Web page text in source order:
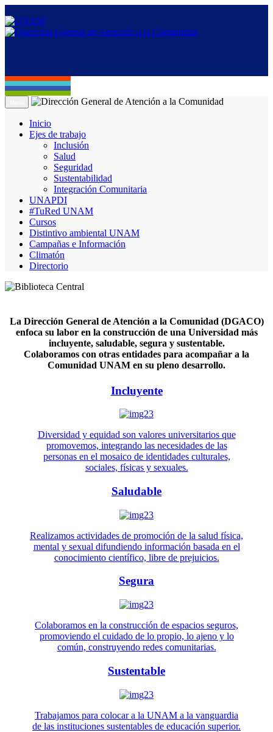
Inicio
Ejes de trabajo
Inclusión
Salud
Seguridad
Sustentabilidad
Integración Comunitaria
UNAPDI
#TuRed UNAM
Cursos
Distintivo ambiental UNAM
Campañas e Información
Climatón
Directorio
La Dirección General de Atención a la Comunidad (DGACO)
enfoca su labor en la construcción de una Universidad más
incluyente, saludable, segura y sustentable.
Colaboramos con otras entidades para acompañar a la
Comunidad UNAM en su pleno desarrollo.
Incluyente
Diversidad y equidad son valores universitarios que
promovemos, integrando las necesidades de las
personas en el mosaico de identidades culturales,
sociales, físicas y sexuales.
Saludable
Realizamos actividades de promoción de la salud física,
mental y sexual difundiendo información basada en el
conocimiento científico, libre de prejuicios.
Segura
Colaboramos en la construcción de espacios seguros,
promoviendo el cuidado de lo propio, lo ajeno y lo
común, construyendo redes comunitarias.
Sustentable
Trabajamos para colocar a la UNAM a la vanguardia
de las instituciones sustentables de educación superior.